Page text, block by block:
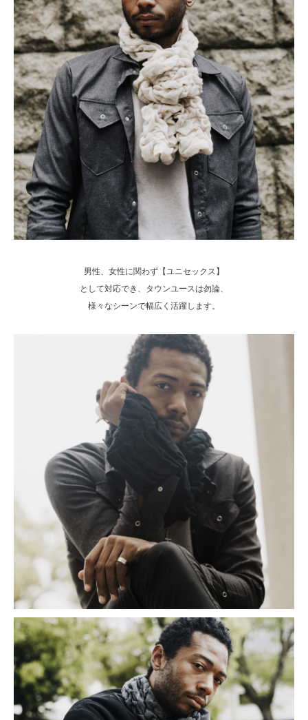
男性、女性に関わず【ユニセックス】
として対応でき、タウンユースは勿論、
様々なシーンで幅広く活躍します。